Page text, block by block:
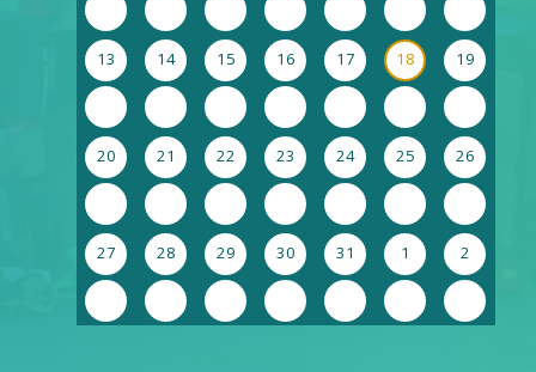
13 14 15 16 17 18 19
20 21 22 23 24 25 26
27 28 29 30 31 1 2